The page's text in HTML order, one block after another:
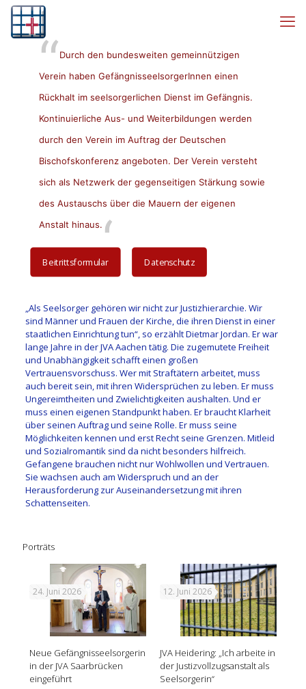
Durch den bundesweiten gemeinnützigen
Verein haben GefängnisseelsorgerInnen einen
Rückhalt im seelsorgerlichen Dienst im Gefängnis.
Kontinuierliche Aus- und Weiterbildungen werden
durch den Verein im Auftrag der Deutschen
Bischofskonferenz angeboten. Der Verein versteht
sich als Netzwerk der gegenseitigen Stärkung sowie
des Austauschs über die Mauern der eigenen
Anstalt hinaus.
Beitrittsformular Datenschutz
„Als Seelsorger gehören wir nicht zur Justizhierarchie. Wir
sind Männer und Frauen der Kirche, die ihren Dienst in einer
staatlichen Einrichtung tun“, so erzählt Dietmar Jordan. Er war
lange Jahre in der JVA Aachen tätig. Die zugemutete Freiheit
und Unabhängigkeit schafft einen großen
Vertrauensvorschuss. Wer mit Straftätern arbeitet, muss
auch bereit sein, mit ihren Widersprüchen zu leben. Er muss
Ungereimtheiten und Zwielichtigkeiten aushalten. Und er
muss einen eigenen Standpunkt haben. Er braucht Klarheit
über seinen Auftrag und seine Rolle. Er muss seine
Möglichkeiten kennen und erst Recht seine Grenzen. Mitleid
und Sozialromantik sind da nicht besonders hilfreich.
Gefangene brauchen nicht nur Wohlwollen und Vertrauen.
Sie wachsen auch am Widerspruch und an der
Herausforderung zur Auseinandersetzung mit ihren
Schattenseiten.
Porträts
24. Juni 2026
Neue Gefängnisseelsorgerin
in der JVA Saarbrücken
eingeführt
12. Juni 2026
JVA Heidering: „Ich arbeite in
der Justizvollzugsanstalt als
Seelsorgerin“